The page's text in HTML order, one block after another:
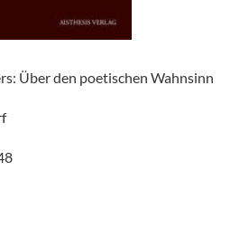
Über den poetischen Wahnsinn